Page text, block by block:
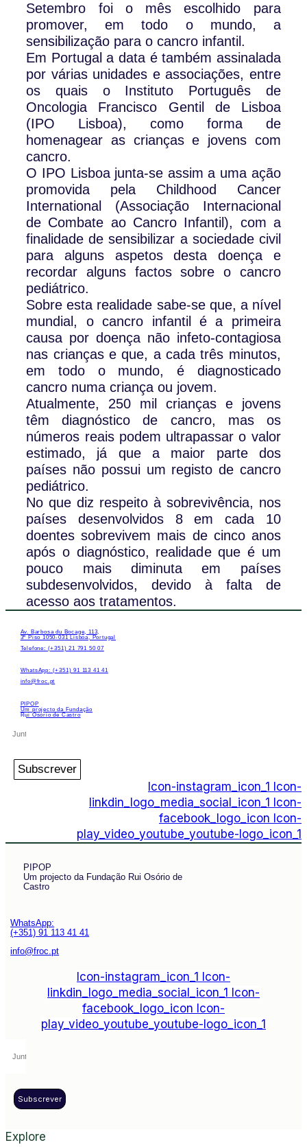
Setembro foi o mês escolhido para
promover, em todo o mundo, a
sensibilização para o cancro infantil.
Em Portugal a data é também assinalada
por várias unidades e associações, entre
os quais o Instituto Português de
Oncologia Francisco Gentil de Lisboa
(IPO Lisboa), como forma de
homenagear as crianças e jovens com
cancro.
O IPO Lisboa junta-se assim a uma ação
promovida pela Childhood Cancer
International (Associação Internacional
de Combate ao Cancro Infantil), com a
finalidade de sensibilizar a sociedade civil
para alguns aspetos desta doença e
recordar alguns factos sobre o cancro
pediátrico.
Sobre esta realidade sabe-se que, a nível
mundial, o cancro infantil é a primeira
causa por doença não infeto-contagiosa
nas crianças e que, a cada três minutos,
em todo o mundo, é diagnosticado
cancro numa criança ou jovem.
Atualmente, 250 mil crianças e jovens
têm diagnóstico de cancro, mas os
números reais podem ultrapassar o valor
estimado, já que a maior parte dos
países não possui um registo de cancro
pediátrico.
No que diz respeito à sobrevivência, nos
países desenvolvidos 8 em cada 10
doentes sobrevivem mais de cinco anos
após o diagnóstico, realidade que é um
pouco mais diminuta em países
subdesenvolvidos, devido à falta de
acesso aos tratamentos.
Av. Barbosa du Bocage, 113,
3º Piso 1050-031 Lisboa, Portugal
Telefone: (+351) 21 791 50 07
WhatsApp: (+351) 91 113 41 41
info@froc.pt
PIPOP
Um projecto da Fundação
Rui Osório de Castro
Subscrever
Icon-instagram_icon_1
Icon-
linkdin_logo_media_social_icon_1
Icon-
facebook_logo_icon Icon-
play_video_youtube_youtube-logo_icon_1
PIPOP
Um projecto da Fundação Rui Osório de
Castro
WhatsApp:
(+351) 91 113 41 41
info@froc.pt
Icon-instagram_icon_1
Icon-
linkdin_logo_media_social_icon_1
Icon-
facebook_logo_icon Icon-
play_video_youtube_youtube-logo_icon_1
Subscrever
Explore